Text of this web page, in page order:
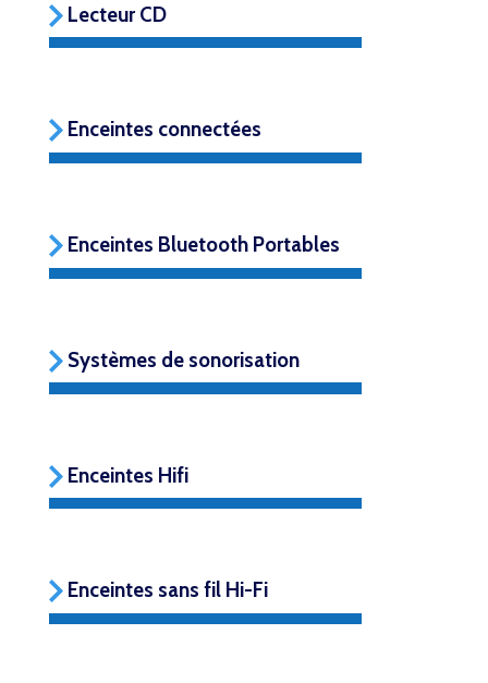
Lecteur CD
Enceintes connectées
Enceintes Bluetooth Portables
Systèmes de sonorisation
Enceintes Hifi
Enceintes sans fil Hi-Fi